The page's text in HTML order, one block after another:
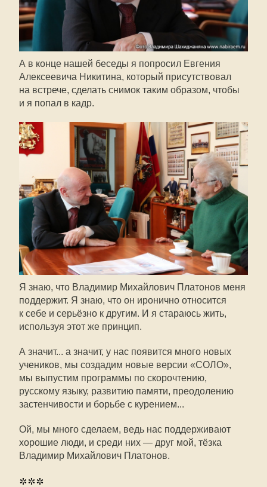
А в конце нашей беседы я попросил Евгения
Алексеевича Никитина, который присутствовал
на встрече, сделать снимок таким образом, чтобы
и я попал в кадр.
Я знаю, что Владимир Михайлович Платонов меня
поддержит. Я знаю, что он иронично относится
к себе и серьёзно к другим. И я стараюсь жить,
используя этот же принцип.
А значит... а значит, у нас появится много новых
учеников, мы создадим новые версии «СОЛО»,
мы выпустим программы по скорочтению,
русскому языку, развитию памяти, преодолению
застенчивости и борьбе с курением...
Ой, мы много сделаем, ведь нас поддерживают
хорошие люди, и среди них — друг мой, тёзка
Владимир Михайлович Платонов.